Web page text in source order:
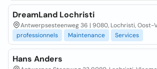
DreamLand Lochristi
Antwerpsesteenweg 36 | 9080, Lochristi, Oost-
professionnels
Maintenance Services
Hans Anders